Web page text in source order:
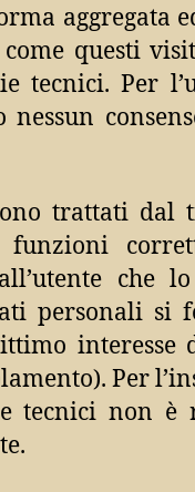
aggregata
questi
tecnici. Per
trattati dal
che
personali si
interesse
Per
tecnici non è